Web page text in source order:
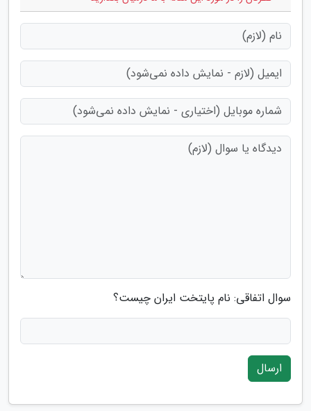
سوال اتفاقی: نام پایتخت ایران چیست؟
ارسال